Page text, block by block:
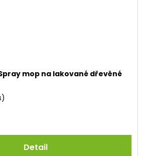
mop na lakované dřevěné
Detail